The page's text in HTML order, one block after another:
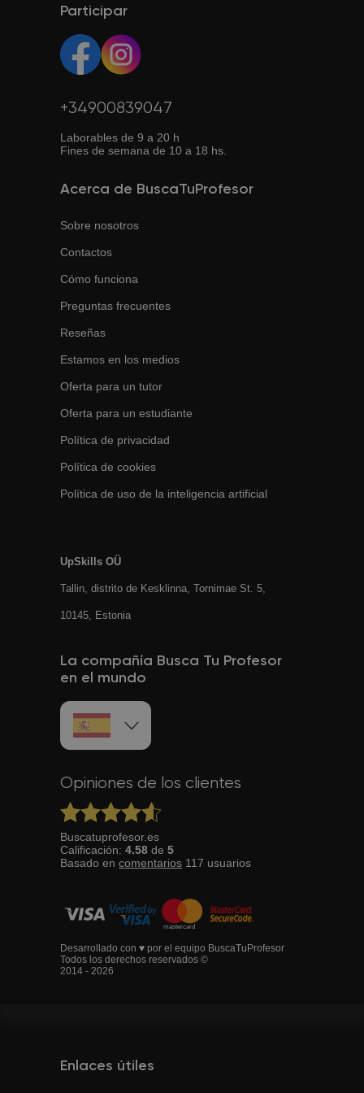
tus necesidades.
Así puedes estudiar desde cualquier lugar con conexión
a internet.
Participar
+34900839047
Laborables de 9 a 20 h
Fines de semana de 10 a 18 hs.
Acerca de BuscaTuProfesor
Sobre nosotros
Contactos
Cómo funciona
Preguntas frecuentes
Reseñas
Estamos en los medios
Oferta para un tutor
Oferta para un estudiante
Política de privacidad
Política de cookies
Política de uso de la inteligencia artificial
UpSkills OÜ
Tallin, distrito de Kesklinna, Tornimаe St. 5,
10145, Estonia
La compañía Busca Tu Profesor
en el mundo
Opiniones de los clientes
Buscatuprofesor.es
Calificación: 4.58 de 5
Basado en comentarios 117 usuarios
Desarrollado con ♥ por el equipo BuscaTuProfesor
Todos los derechos reservados ©
2014 - 2026
Enlaces útiles